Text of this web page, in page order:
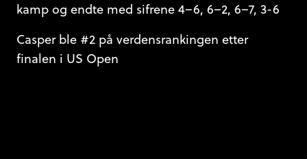
kamp og endte med sifrene 4–6, 6–2, 6–7, 3-6
Casper ble #2 på verdensrankingen etter
finalen i US Open